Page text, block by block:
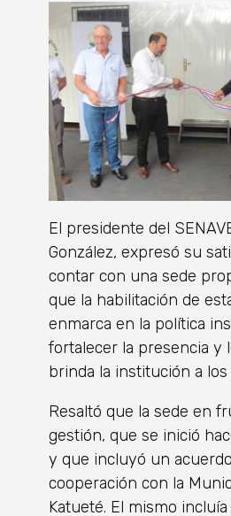
El presidente del
González, expresó su
contar con una sede
que la habilitación de
enmarca en la política
fortalecer la presencia y
brinda la institución a
Resaltó que la sede en
gestión, que se inició
y que incluyó un
cooperación con la
Katueté. El mismo